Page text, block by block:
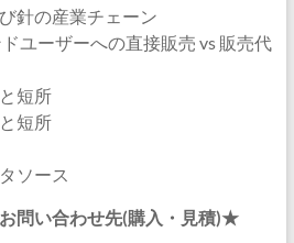
針の産業チェーン
ユーザーへの直接販売 vs 販売代
短所
短所
ソース
問い合わせ先(購入・見積)★